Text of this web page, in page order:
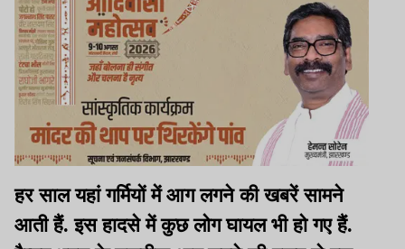
हर साल यहां गर्मियों में आग लगने की खबरें सामने
आती हैं. इस हादसे में कुछ लोग घायल भी हो गए हैं.